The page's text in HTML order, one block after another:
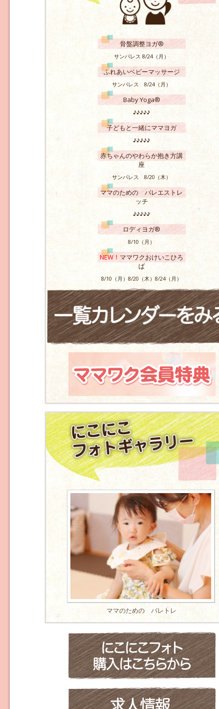
骨盤調整ヨガ®
サンパレス 8/24（月）
ふれあいベビーマッサージ
サンパレス 8/24（月）
Baby Yoga®
♪♪♪♪♪
子どもと一緒にママヨガ
♪♪♪♪♪
赤ちゃんのやわらか抱き方講
座
サンパレス 8/20（木）
ママのための バレエストレ
ッチ
♪♪♪♪♪
ロディヨガ®
8/10（月）
NEW！ママワクおけいこひろ
ば
8/10（月）8/20（木）8/24（月）
ママのための バレトレ